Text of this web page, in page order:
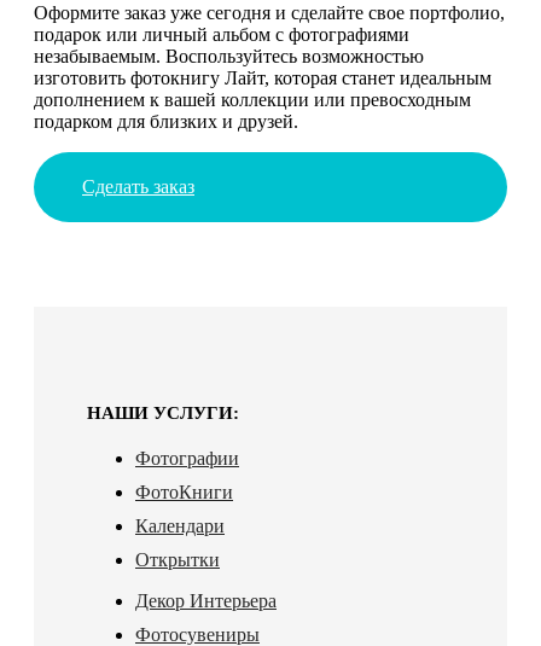
Оформите заказ уже сегодня и сделайте свое портфолио,
подарок или личный альбом с фотографиями
незабываемым. Воспользуйтесь возможностью
изготовить фотокнигу Лайт, которая станет идеальным
дополнением к вашей коллекции или превосходным
подарком для близких и друзей.
Сделать заказ
НАШИ УСЛУГИ:
Фотографии
ФотоКниги
Календари
Открытки
Декор Интерьера
Фотосувениры